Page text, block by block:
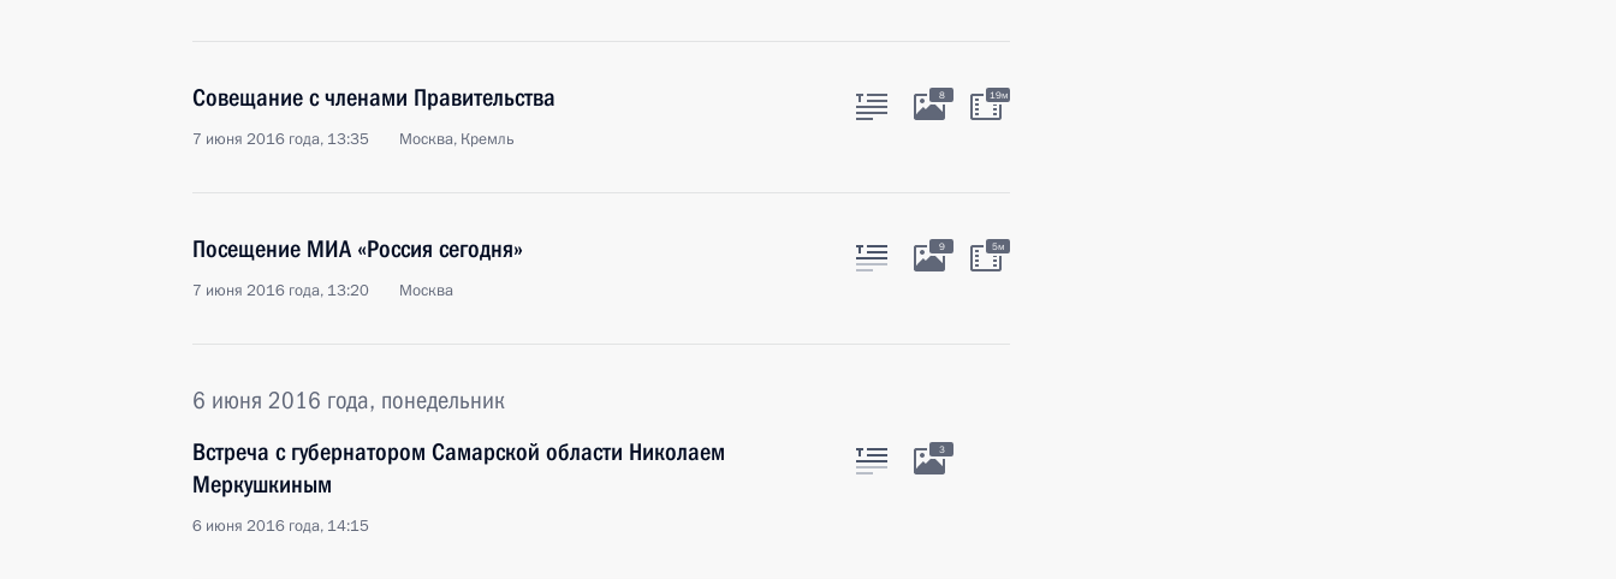
Совещание с членами Правительства
7 июня 2016 года, 13:35 Москва, Кремль
8 19м
Посещение МИА «Россия сегодня»
7 июня 2016 года, 13:20 Москва
9 5м
6 июня 2016 года, понедельник
Встреча с губернатором Самарской области Николаем
Меркушкиным
6 июня 2016 года, 14:15
3